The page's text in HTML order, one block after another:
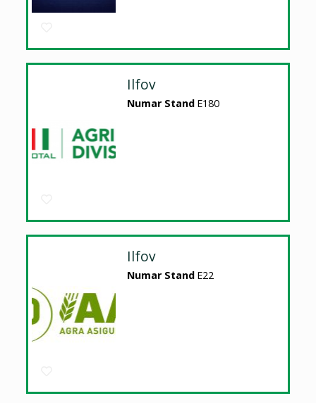
Ilfov
Numar Stand E180
Ilfov
Numar Stand E22